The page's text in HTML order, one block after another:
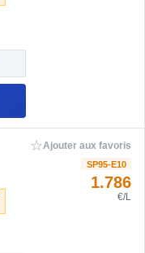
☆Ajouter aux favoris
SP95-E10
1.786
€/L